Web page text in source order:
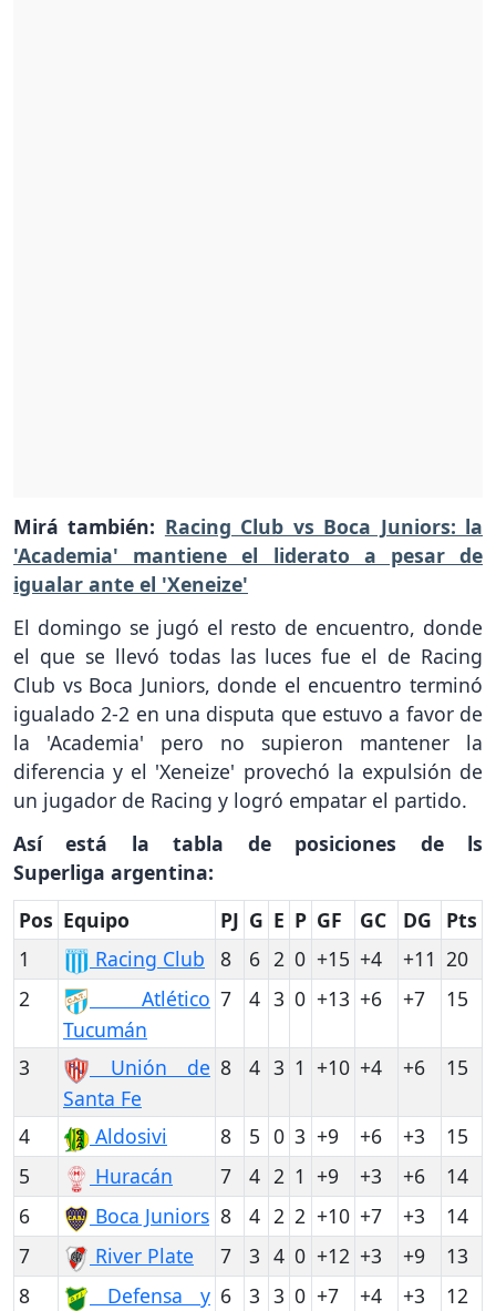
Mirá también: Racing Club vs Boca Juniors: la
'Academia' mantiene el liderato a pesar de
igualar ante el 'Xeneize'
El domingo se jugó el resto de encuentro, donde
el que se llevó todas las luces fue el de Racing
Club vs Boca Juniors, donde el encuentro terminó
igualado 2-2 en una disputa que estuvo a favor de
la 'Academia' pero no supieron mantener la
diferencia y el 'Xeneize' provechó la expulsión de
un jugador de Racing y logró empatar el partido.
Así está la tabla de posiciones de ls
Superliga argentina:
Pos Equipo PJ G E P GF GC DG
Pts
1
Racing Club 8 6 2 0 +15 +4 +11 20
2
Atlético
Tucumán
7 4 3 0 +13 +6 +7 15
3
Unión de
Santa Fe
8 4 3 1 +10 +4 +6 15
4 Aldosivi 8 5 0 3 +9 +6 +3
15
5
Huracán 7 4 2 1 +9 +3 +6
14
6
Boca Juniors 8 4 2 2 +10 +7 +3
14
7
River Plate 7 3 4 0 +12 +3 +9
13
8
Defensa y 6 3 3 0 +7 +4 +3 12